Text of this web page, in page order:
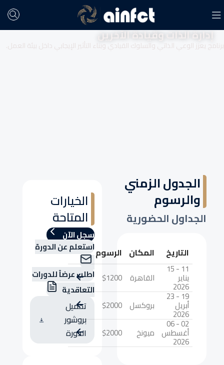
إدارة الذات وقيادة الآخرين
برنامج يعزز الوعي الذاتي والسلوك القيادي وبناء التأثير الإيجابي داخل بيئة العمل.
الخيارات
المتاحة
سجل الآن
استعلم عن الدورة
اطلب عرضاً للدورات
التعاقدية
تحميل
بروشور
الدورة
الجدول الزمني
والرسوم
الجداول الحضورية
التاريخ المكان الرسوم
11 - 15
يناير
2026
القاهرة $1200
19 - 23
أبريل
2026
بروكسل $2000
02 - 06
أغسطس
2026
ميونخ $2000